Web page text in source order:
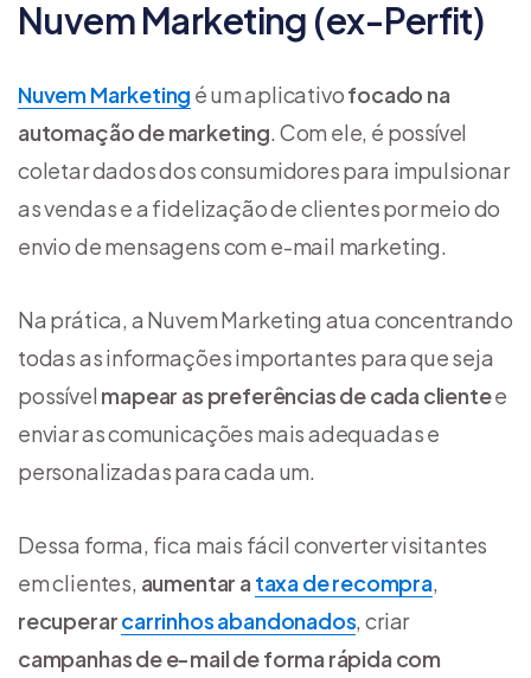
Nuvem Marketing (ex-Perfit)
Nuvem Marketing é um aplicativofocado na
automação de marketing. Com ele, é possível
coletar dados dos consumidores para impulsionar
as vendas e a fidelização de clientes por meio do
envio de mensagens com e-mail marketing.
Na prática, a Nuvem Marketing atua concentrando
todas as informações importantes para que seja
possível mapear as preferências de cada clientee
enviar as comunicações mais adequadas e
personalizadas para cada um.
Dessa forma, fica mais fácil converter visitantes
em clientes, aumentar a taxa de recompra,
recuperarcarrinhos abandonados, criar
campanhas de e-mail de forma rápida com